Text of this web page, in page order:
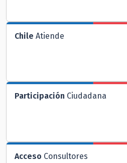
Chile Atiende
Participación Ciudadana
Acceso Consultores